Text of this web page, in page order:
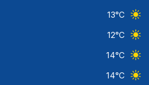
13°C
12°C
14°C
14°C